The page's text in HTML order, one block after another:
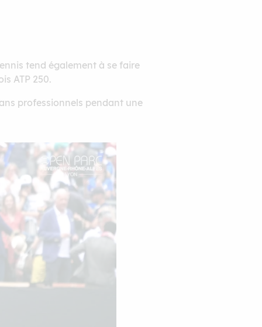
tend également à se faire
ATP 250.
professionnels pendant une